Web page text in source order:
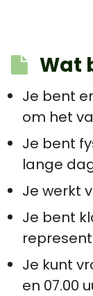
Wat
Je bent
om het
Je bent
lange
Je werkt
Je bent
Je kunt
en 07.00